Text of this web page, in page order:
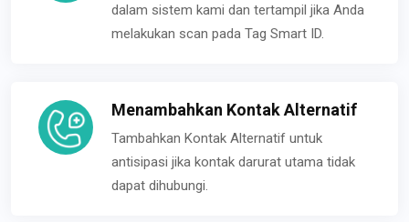
dalam sistem kami dan tertampil jika Anda
melakukan scan pada Tag Smart ID.
Menambahkan Kontak Alternatif
Tambahkan Kontak Alternatif untuk
antisipasi jika kontak darurat utama tidak
dapat dihubungi.